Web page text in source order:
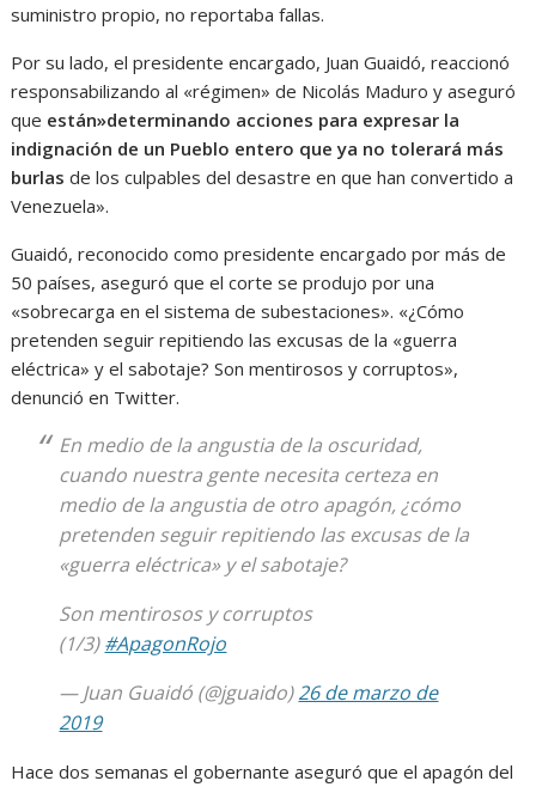
suministro propio, no reportaba fallas.
Por su lado, el presidente encargado, Juan Guaidó, reaccionó
responsabilizando al «régimen» de Nicolás Maduro y aseguró
que están»determinando acciones para expresar la
indignación de un Pueblo entero que ya no tolerará más
burlas de los culpables del desastre en que han convertido a
Venezuela».
Guaidó, reconocido como presidente encargado por más de
50 países, aseguró que el corte se produjo por una
«sobrecarga en el sistema de subestaciones». «¿Cómo
pretenden seguir repitiendo las excusas de la «guerra
eléctrica» y el sabotaje? Son mentirosos y corruptos»,
denunció en Twitter.
En medio de la angustia de la oscuridad,
cuando nuestra gente necesita certeza en
medio de la angustia de otro apagón, ¿cómo
pretenden seguir repitiendo las excusas de la
«guerra eléctrica» y el sabotaje?
Son mentirosos y corruptos
(1/3)#ApagonRojo
— Juan Guaidó (@jguaido)26 de marzo de
2019
Hace dos semanas el gobernante aseguró que el apagón del